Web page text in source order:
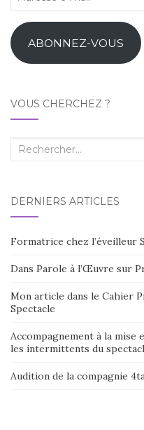
mail
ABONNEZ-VOUS
VOUS CHERCHEZ ?
Recherche
DERNIERS ARTICLES
Formatrice chez l’éveilleur
Dans Parole à l’Œuvre sur
Mon article dans le Cahier
Spectacle
Accompagnement à la mise
les intermittents du
Audition de la compagnie